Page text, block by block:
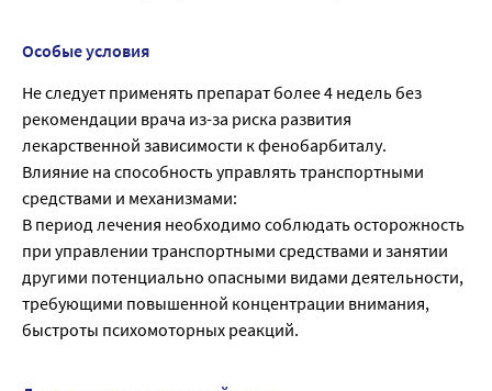
Особые условия
Не следует применять препарат более 4 недель без
рекомендации врача из-за риска развития
лекарственной зависимости к фенобарбиталу.
Влияние на способность управлять транспортными
средствами и механизмами:
В период лечения необходимо соблюдать осторожность
при управлении транспортными средствами и занятии
другими потенциально опасными видами деятельности,
требующими повышенной концентрации внимания,
быстроты психомоторных реакций.